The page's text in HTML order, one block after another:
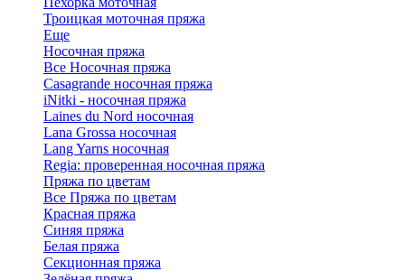
Троицкая моточная пряжа
Еще
Носочная пряжа
Все Носочная пряжа
Casagrande носочная пряжа
iNitki - носочная пряжа
Laines du Nord носочная
Lana Grossa носочная
Lang Yarns носочная
Regia: проверенная носочная пряжа
Пряжа по цветам
Все Пряжа по цветам
Красная пряжа
Синяя пряжа
Белая пряжа
Секционная пряжа